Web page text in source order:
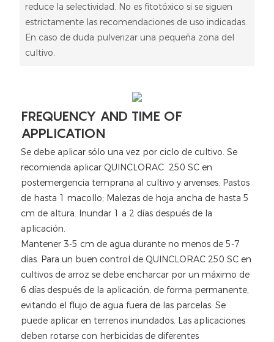
reduce la selectividad. No es fitotóxico si se siguen
estrictamente las recomendaciones de uso indicadas.
En caso de duda pulverizar una pequeña zona del
cultivo.
FREQUENCY AND TIME OF
APPLICATION
Se debe aplicar sólo una vez por ciclo de cultivo. Se
recomienda aplicar QUINCLORAC 250 SC en
postemergencia temprana al cultivo y arvenses. Pastos
de hasta 1 macollo; Malezas de hoja ancha de hasta 5
cm de altura. Inundar 1 a 2 días después de la
aplicación.
Mantener 3-5 cm de agua durante no menos de 5-7
días. Para un buen control de QUINCLORAC 250 SC en
cultivos de arroz se debe encharcar por un máximo de
6 días después de la aplicación, de forma permanente,
evitando el flujo de agua fuera de las parcelas. Se
puede aplicar en terrenos inundados. Las aplicaciones
deben rotarse con herbicidas de diferentes